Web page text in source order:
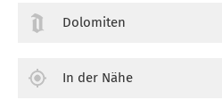
Dolomiten
In der Nähe